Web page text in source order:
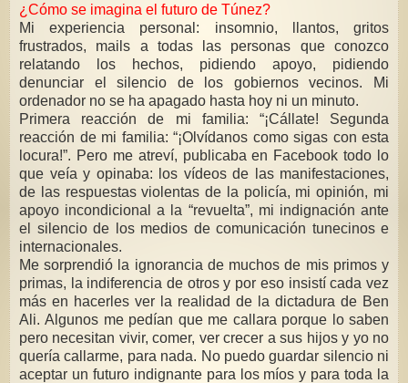
¿Cómo se imagina el futuro de Túnez?
Mi experiencia personal: insomnio, llantos, gritos
frustrados, mails a todas las personas que conozco
relatando los hechos, pidiendo apoyo, pidiendo
denunciar el silencio de los gobiernos vecinos. Mi
ordenador no se ha apagado hasta hoy ni un minuto.
Primera reacción de mi familia: “¡Cállate! Segunda
reacción de mi familia: “¡Olvídanos como sigas con esta
locura!”. Pero me atreví, publicaba en Facebook todo lo
que veía y opinaba: los vídeos de las manifestaciones,
de las respuestas violentas de la policía, mi opinión, mi
apoyo incondicional a la “revuelta”, mi indignación ante
el silencio de los medios de comunicación tunecinos e
internacionales.
Me sorprendió la ignorancia de muchos de mis primos y
primas, la indiferencia de otros y por eso insistí cada vez
más en hacerles ver la realidad de la dictadura de Ben
Ali. Algunos me pedían que me callara porque lo saben
pero necesitan vivir, comer, ver crecer a sus hijos y yo no
quería callarme, para nada. No puedo guardar silencio ni
aceptar un futuro indignante para los míos y para toda la